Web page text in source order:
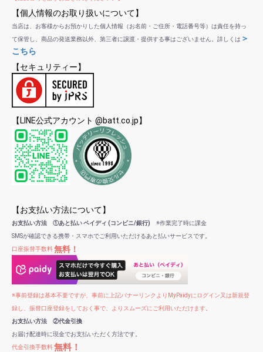
【個人情報のお取り扱いについて】
当店は、お客様からお預かりした個人情報（お名前・ご住所・電話番号等）は責任を持っ
て保管し、商品の発送業務以外、第三者に譲渡・提供する事はございません。詳しくは ＞
こちら
【セキュリティー】
【LINE公式アカウント @batt.co.jp】
【お支払い方法について】
お支払い方法 ①あと払い ペイディ (コンビニ/銀行) ※作業完了時に課金
SMSが確認できる携帯・スマホでご利用いただけるあと払いサービスです。
口座振替手数料無料！
※事前登録は基本不要ですが、事前に上記バナーリンクよりMyPaidyにログイン又は新規登
録し、振替口座登録をしておく事で、よりスムーズにご利用いただけます。
お支払い方法 ②代金引換
お届け配達時に現金でお支払いただく方法です。
代金引換手数料無料！